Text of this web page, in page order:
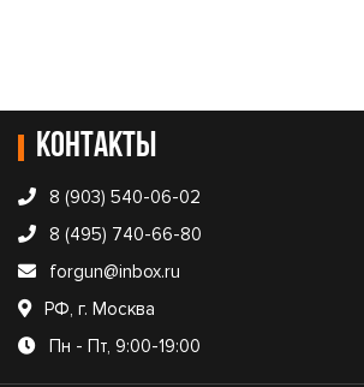
Контакты
8 (903) 540-06-02
8 (495) 740-66-80
forgun@inbox.ru
РФ, г. Москва
Пн - Пт, 9:00-19:00